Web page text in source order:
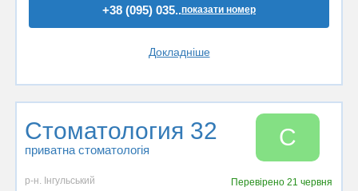
+38 (095) 035..показати номер
Докладніше
Стоматология 32
приватна стоматологія С
р-н. Інгульський Перевірено21 червня